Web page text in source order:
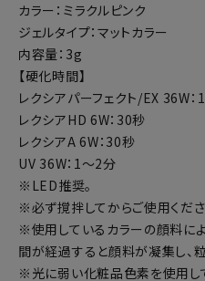
カラー：ミラクルピンク
ジェルタイプ：マットカラー
内容量：3g
【硬化時間】
レクシアパーフェクト/EX 36W
レクシアHD 6W：30秒
レクシアA 6W：30秒
UV 36W：1～2分
※LED推奨。
※必ず撹拌してからご使用くださ
※使用しているカラーの顔料に
間が経過すると顔料が凝集し、
※光に弱い化粧品色素を使用し